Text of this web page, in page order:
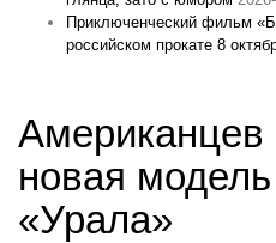
Приключенческий фильм
российском прокате 8
Американцев
новая модель
«Урала»